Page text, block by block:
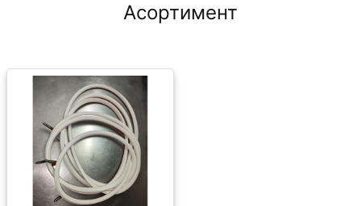
Асортимент